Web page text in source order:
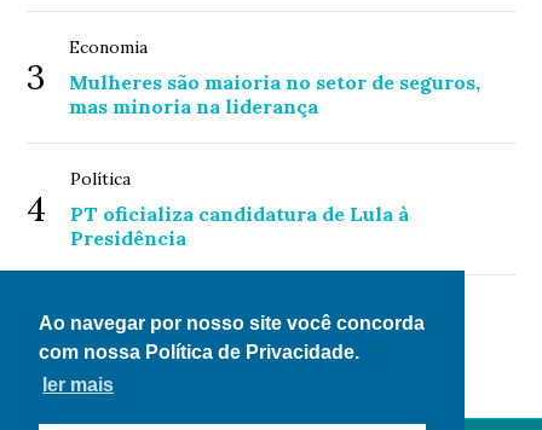
Ao navegar por nosso site você concorda
com nossa Política de Privacidade.
ler mais
3
Economia
Mulheres são maioria no setor de seguros,
mas minoria na liderança
4
Política
PT oficializa candidatura de Lula à
Presidência
5
Conselho aprova recomendações para